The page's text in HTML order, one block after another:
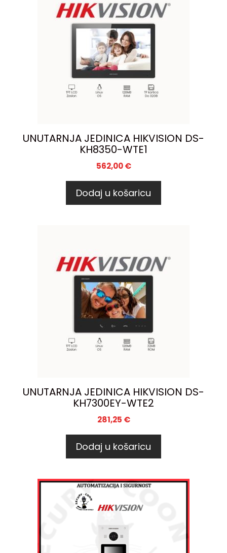
UNUTARNJA JEDINICA HIKVISION DS-
KH8350-WTE1
562,00€
Dodaj u košaricu
UNUTARNJA JEDINICA HIKVISION DS-
KH7300EY-WTE2
281,25 €
Dodaj u košaricu